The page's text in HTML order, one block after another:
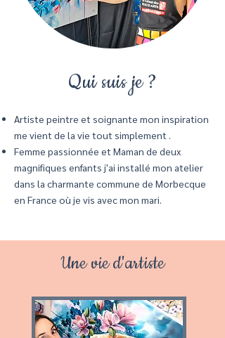
Qui suis je ?
Artiste peintre et soignante mon inspiration
me vient de la vie tout simplement .
Femme passionnée et Maman de deux
magnifiques enfants j'ai installé mon atelier
dans la charmante commune de Morbecque
en France où je vis avec mon mari.​
Une vie d'artiste